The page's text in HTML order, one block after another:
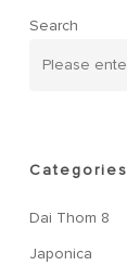
Search
Categories
Dai Thom 8
Japonica